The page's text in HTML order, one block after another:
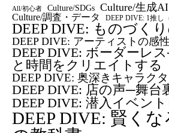
All/初心者 Culture/SDGs Culture/生成AI
Culture/調査・データ DEEP DIVE: 1推し
DEEP DIVE: ものづく
DEEP DIVE: アーティストの感
DEEP DIVE: ボーダーレ
と時間をクリエイトする
DEEP DIVE: 奥深きキャラク
DEEP DIVE: 店の声─舞台
DEEP DIVE: 潜入イベン
DEEP DIVE: 賢く